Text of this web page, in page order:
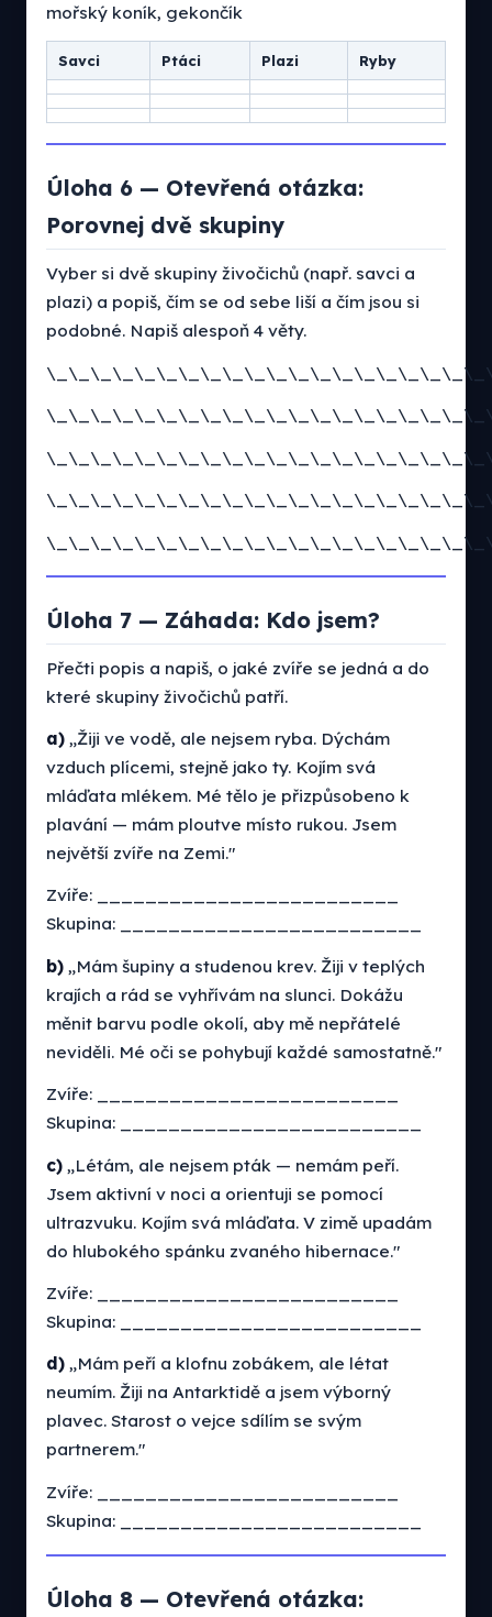
mořský koník, gekončík
Savci Ptáci Plazi Ryby
Úloha 6 — Otevřená otázka:
Porovnej dvě skupiny
Vyber si dvě skupiny živočichů (např. savci a
plazi) a popiš, čím se od sebe liší a čím jsou si
podobné. Napiš alespoň 4 věty.
Úloha 7 — Záhada: Kdo jsem?
Přečti popis a napiš, o jaké zvíře se jedná a do
které skupiny živočichů patří.
a) „Žiji ve vodě, ale nejsem ryba. Dýchám
vzduch plícemi, stejně jako ty. Kojím svá
mláďata mlékem. Mé tělo je přizpůsobeno k
plavání — mám ploutve místo rukou. Jsem
největší zvíře na Zemi."
Zvíře: _________________________
Skupina: _________________________
b) „Mám šupiny a studenou krev. Žiji v teplých
krajích a rád se vyhřívám na slunci. Dokážu
měnit barvu podle okolí, aby mě nepřátelé
neviděli. Mé oči se pohybují každé samostatně."
Zvíře: _________________________
Skupina: _________________________
c) „Létám, ale nejsem pták — nemám peří.
Jsem aktivní v noci a orientuji se pomocí
ultrazvuku. Kojím svá mláďata. V zimě upadám
do hlubokého spánku zvaného hibernace."
Zvíře: _________________________
Skupina: _________________________
d) „Mám peří a klofnu zobákem, ale létat
neumím. Žiji na Antarktidě a jsem výborný
plavec. Starost o vejce sdílím se svým
partnerem."
Zvíře: _________________________
Skupina: _________________________
Úloha 8 — Otevřená otázka: